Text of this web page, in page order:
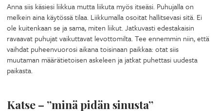
Anna siis käsiesi liikkua mutta liikuta myös itseäsi. Puhujalla on
melkein aina käytössä tilaa. Liikkumalla osoitat hallitsevasi sitä. Ei
ole kuitenkaan se ja sama, miten liikut. Jatkuvasti edestakaisin
ravaavat puhujat vaikuttavat levottomilta. Tee ennemmin niin, että
vaihdat puheenvuorosi aikana toisinaan paikkaa: otat siis
muutaman määrätietoisen askeleen ja jatkat puhettasi uudesta
paikasta.
Katse – ”minä pidän sinusta”